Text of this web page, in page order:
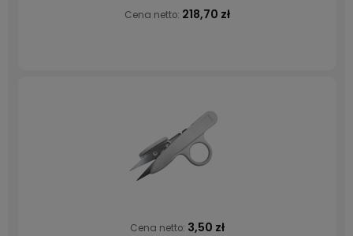
Cena netto: 218,70 zł
Cena netto: 3,50 zł